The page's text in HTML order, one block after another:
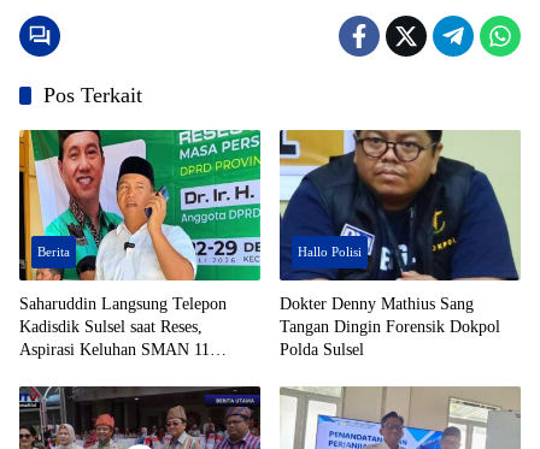
Pos Terkait
Berita
Saharuddin Langsung Telepon
Kadisdik Sulsel saat Reses,
Aspirasi Keluhan SMAN 11
Hallo Polisi
Dokter Denny Mathius Sang
Tangan Dingin Forensik Dokpol
Polda Sulsel